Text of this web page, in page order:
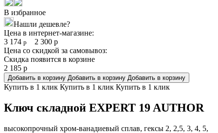
В избранное
Нашли дешевле?
Цена в интернет-магазине:
3 174 р 2 300 р
Цена со скидкой за самовывоз:
Скидка появится в корзине
2 185 р
Добавить в корзину Добавить в корзину Добавить в корзину
Купить в 1 клик Купить в 1 клик Купить в 1 клик
Ключ складной EXPERT 19 AUTHOR
высокопрочный хром-ванадиевый сплав, гексы 2, 2,5, 3, 4, 5,